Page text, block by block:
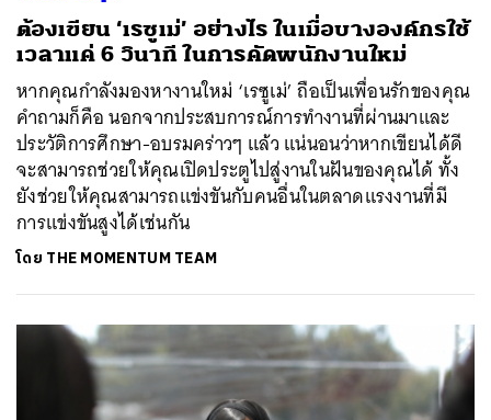
ต้องเขียน ‘เรซูเม่’ อย่างไร ในเมื่อบางองค์กรใช้
เวลาแค่ 6 วินาที ในการคัดพนักงานใหม่
หากคุณกำลังมองหางานใหม่ ‘เรซูเม่’ ถือเป็นเพื่อนรักของคุณ
คำถามก็คือ นอกจากประสบการณ์การทำงานที่ผ่านมาและ
ประวัติการศึกษา-อบรมคร่าวๆ แล้ว แน่นอนว่าหากเขียนได้ดี
จะสามารถช่วยให้คุณเปิดประตูไปสู่งานในฝันของคุณได้ ทั้ง
ยังช่วยให้คุณสามารถแข่งขันกับคนอื่นในตลาดแรงงานที่มี
การแข่งขันสูงได้เช่นกัน
โดย THE MOMENTUM TEAM